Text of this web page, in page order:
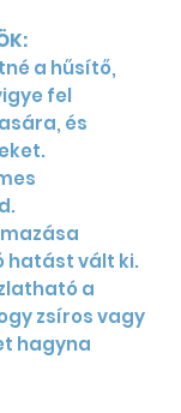
a hűsítő,
fel
és
hatást vált ki.
a
zsíros vagy
hagyna